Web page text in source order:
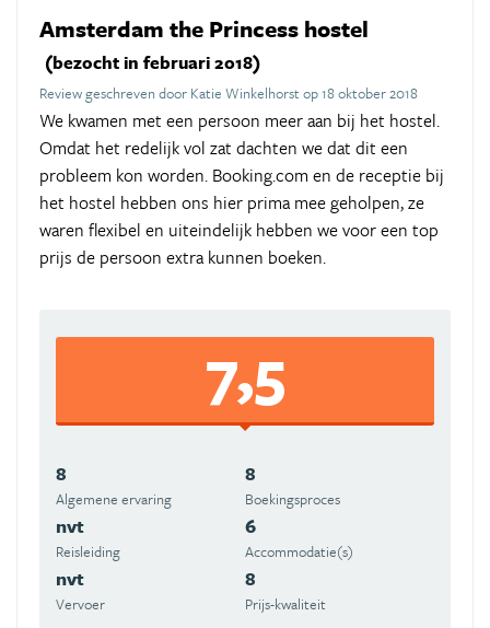
Amsterdam the Princess hostel
(bezocht in februari 2018)
Review geschreven door Katie Winkelhorst op 18 oktober 2018
We kwamen met een persoon meer aan bij het hostel.
Omdat het redelijk vol zat dachten we dat dit een
probleem kon worden. Booking.com en de receptie bij
het hostel hebben ons hier prima mee geholpen, ze
waren flexibel en uiteindelijk hebben we voor een top
prijs de persoon extra kunnen boeken.
7,5
8
Algemene ervaring
8
Boekingsproces
nvt
Reisleiding
6
Accommodatie(s)
nvt
Vervoer
8
Prijs-kwaliteit